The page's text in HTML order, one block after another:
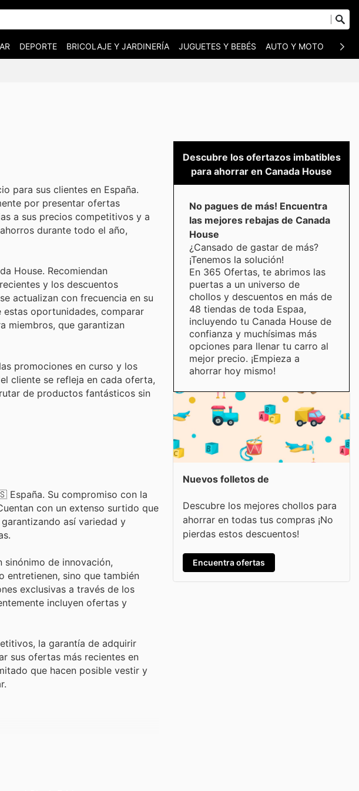
DEPORTE BRICOLAJE Y JARDINERÍA JUGUETES Y BEBÉS AUTO Y MOTO
para sus clientes en España.
por presentar ofertas
a sus precios competitivos y a
durante todo el año,
House. Recomiendan
y los descuentos
actualizan con frecuencia en su
oportunidades, comparar
miembros, que garantizan
promociones en curso y los
cliente se refleja en cada oferta,
de productos fantásticos sin
España. Su compromiso con la
con un extenso surtido que
así variedad y
sinónimo de innovación,
entretienen, sino que también
exclusivas a través de los
incluyen ofertas y
la garantía de adquirir
sus ofertas más recientes en
que hacen posible vestir y
Descubre los ofertazos imbatibles
para ahorrar en Canada House
No pagues de más! Encuentra
las mejores rebajas de Canada
House
¿Cansado de gastar de más?
¡Tenemos la solución!
En 365 Ofertas, te abrimos las
puertas a un universo de
chollos y descuentos en más de
48 tiendas de toda Espaa,
incluyendo tu Canada House de
confianza y muchísimas más
opciones para llenar tu carro al
mejor precio. ¡Empieza a
ahorrar hoy mismo!
Nuevos folletos de
Descubre los mejores chollos para
ahorrar en todas tus compras ¡No
pierdas estos descuentos!
Encuentra ofertas